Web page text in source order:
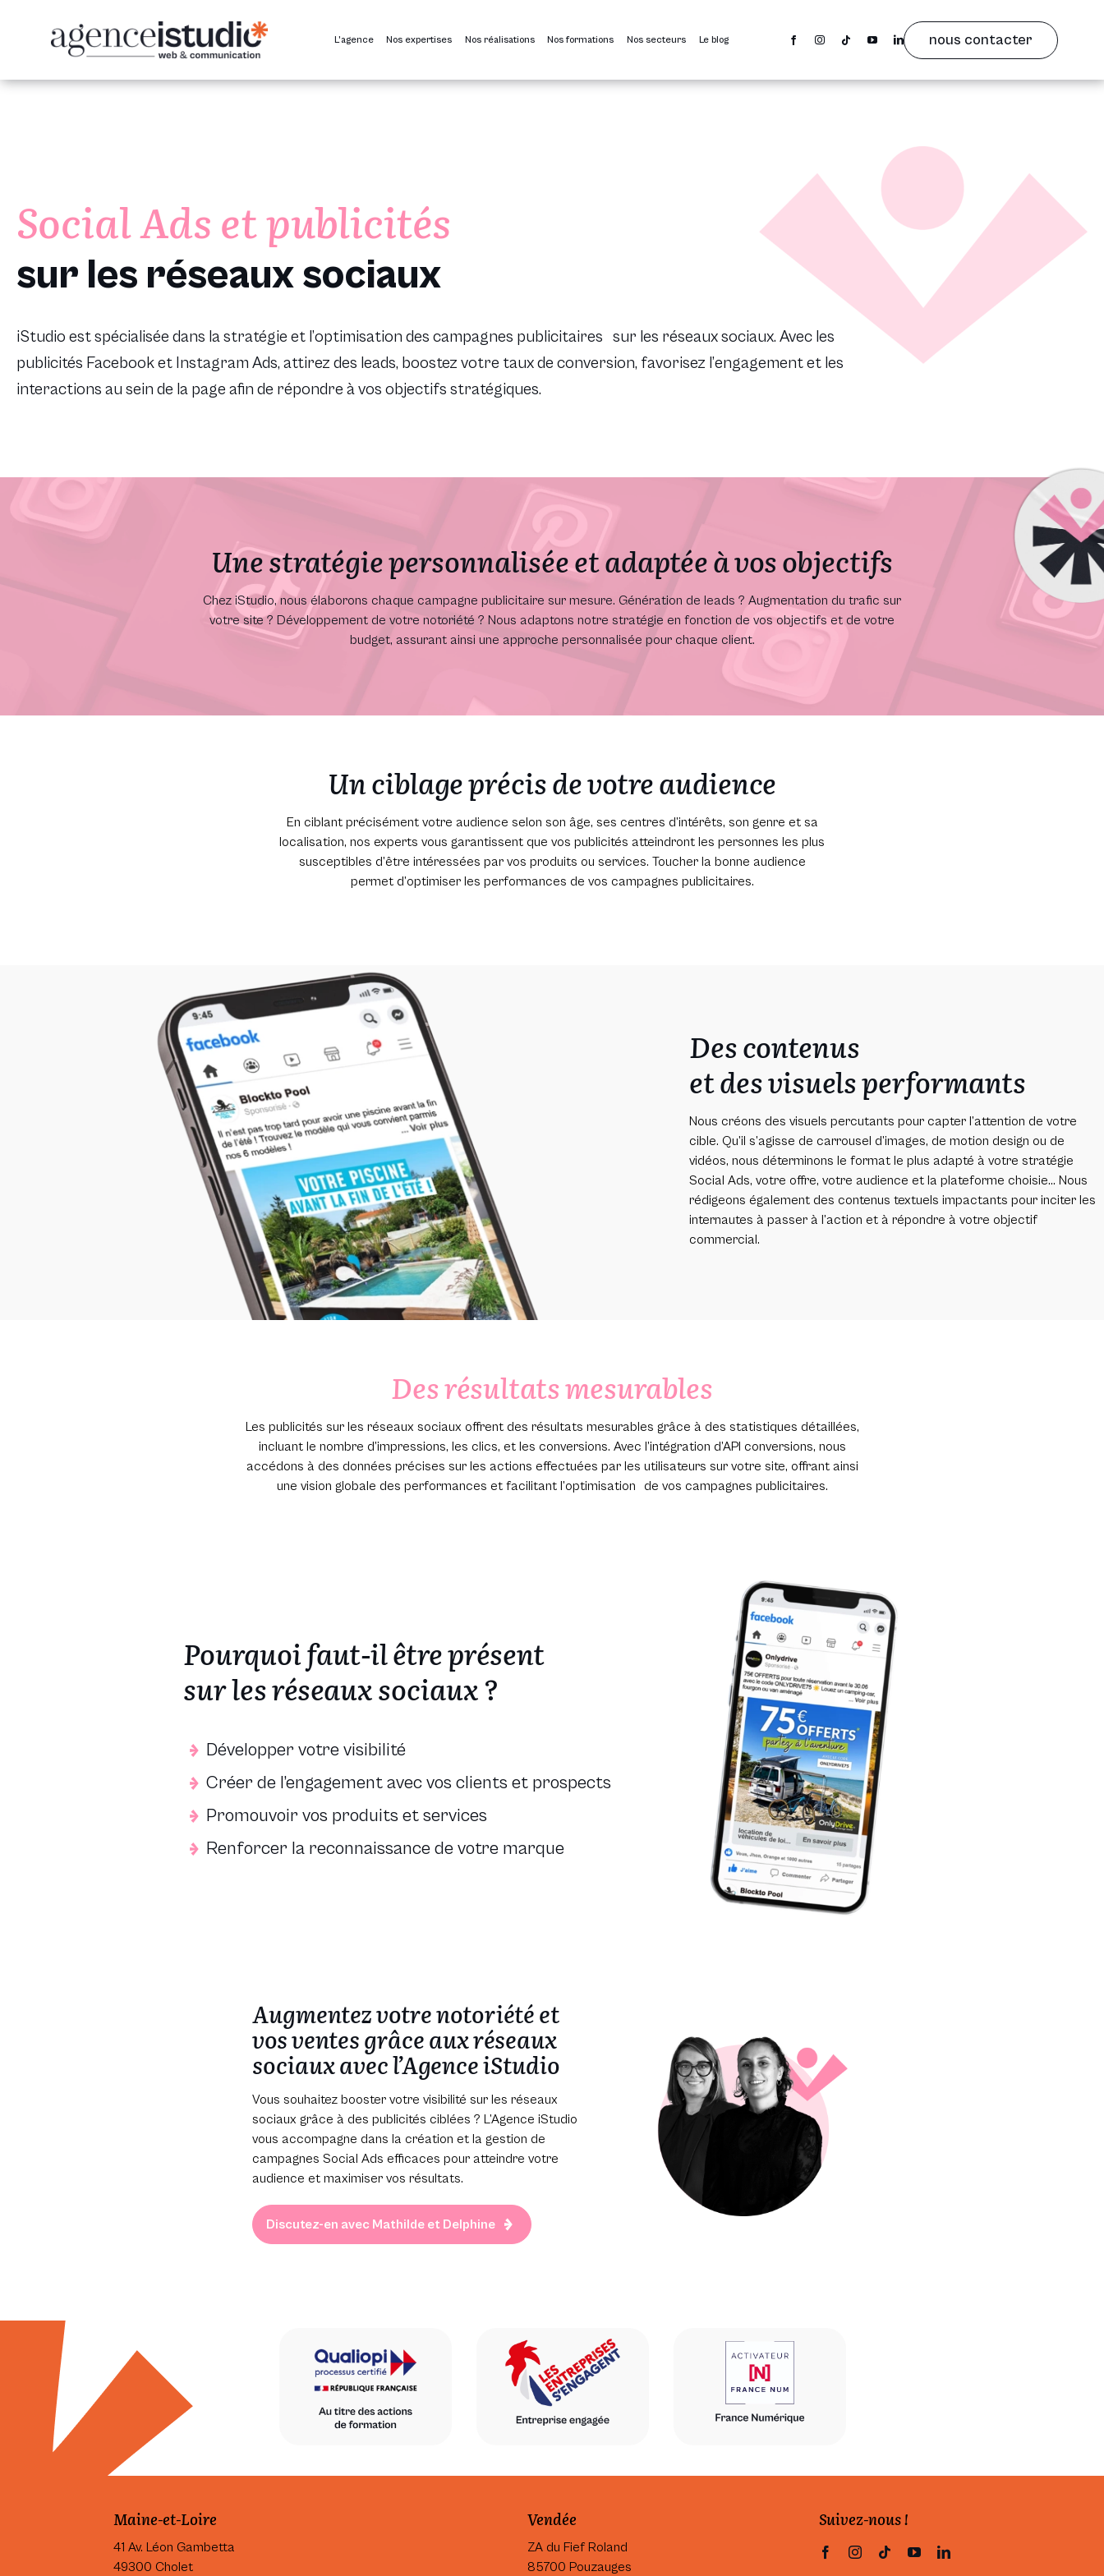
L’agence Nos expertises Nos réalisations Nos formations Nos secteurs Le blog nous contacter
Social Ads et publicités
sur les réseaux sociaux
iStudio est spécialisée dans la stratégie et l’optimisation des campagnes publicitaires sur les réseaux sociaux. Avec les
publicités Facebook et Instagram Ads, attirez des leads, boostez votre taux de conversion, favorisez l’engagement et les
interactions au sein de la page afin de répondre à vos objectifs stratégiques.
Une stratégie personnalisée et adaptée à vos objectifs
Chez iStudio, nous élaborons chaque campagne publicitaire sur mesure. Génération de leads ? Augmentation du trafic sur
votre site ? Développement de votre notoriété ? Nous adaptons notre stratégie en fonction de vos objectifs et de votre
budget, assurant ainsi une approche personnalisée pour chaque client.
Un ciblage précis de votre audience
En ciblant précisément votre audience selon son âge, ses centres d’intérêts, son genre et sa
localisation, nos experts vous garantissent que vos publicités atteindront les personnes les plus
susceptibles d’être intéressées par vos produits ou services. Toucher la bonne audience
permet d’optimiser les performances de vos campagnes publicitaires.
Des contenus
et des visuels performants
Nous créons des visuels percutants pour capter l’attention de votre
cible. Qu’il s’agisse de carrousel d’images, de motion design ou de
vidéos, nous déterminons le format le plus adapté à votre stratégie
Social Ads, votre offre, votre audience et la plateforme choisie… Nous
rédigeons également des contenus textuels impactants pour inciter les
internautes à passer à l’action et à répondre à votre objectif
commercial.
Des résultats mesurables
Les publicités sur les réseaux sociaux offrent des résultats mesurables grâce à des statistiques détaillées,
incluant le nombre d’impressions, les clics, et les conversions. Avec l’intégration d’API conversions, nous
accédons à des données précises sur les actions effectuées par les utilisateurs sur votre site, offrant ainsi
une vision globale des performances et facilitant l’optimisation de vos campagnes publicitaires.
Pourquoi faut-il être présent
sur les réseaux sociaux ?
Développer votre visibilité
Créer de l’engagement avec vos clients et prospects
Promouvoir vos produits et services
Renforcer la reconnaissance de votre marque
Augmentez votre notoriété et
vos ventes grâce aux réseaux
sociaux avec l’Agence iStudio
Vous souhaitez booster votre visibilité sur les réseaux
sociaux grâce à des publicités ciblées ? L’Agence iStudio
vous accompagne dans la création et la gestion de
campagnes Social Ads efficaces pour atteindre votre
audience et maximiser vos résultats.
Discutez-en avec Mathilde et Delphine
Maine-et-Loire
41 Av. Léon Gambetta
49300 Cholet
Vendée
ZA du Fief Roland
85700 Pouzauges
Suivez-nous !